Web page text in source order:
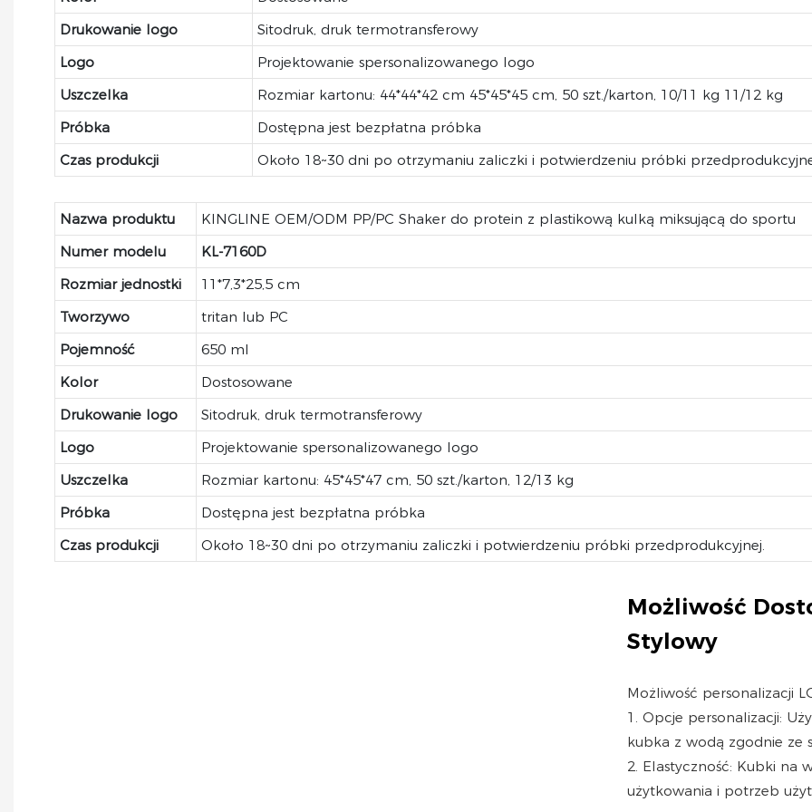
Drukowanie logo
Sitodruk, druk termotransferowy
Logo
Projektowanie spersonalizowanego logo
Uszczelka
Rozmiar kartonu: 44*44*42 cm 45*45*45 cm, 50 szt./karton, 10/11 kg 11/12 kg
Próbka
Dostępna jest bezpłatna próbka
Czas produkcji
Około 18~30 dni po otrzymaniu zaliczki i potwierdzeniu próbki
Nazwa produktu
KINGLINE OEM/ODM PP/PC Shaker do protein z plastikową kulką miksującą do sportu
Numer modelu
KL-7160D
Rozmiar jednostki
11*7,3*25,5 cm
Tworzywo
tritan lub PC
Pojemność
650 ml
Kolor
Dostosowane
Drukowanie logo
Sitodruk, druk termotransferowy
Logo
Projektowanie spersonalizowanego logo
Uszczelka
Rozmiar kartonu: 45*45*47 cm, 50 szt./karton, 12/13 kg
Próbka
Dostępna jest bezpłatna próbka
Czas produkcji
Około 18~30 dni po otrzymaniu zaliczki i potwierdzeniu próbki przedprodukcyjnej.
Możliwość
Stylowy
Możliwość personalizacji
1. Opcje personalizacji:
kubka z wodą zgodnie ze
2. Elastyczność: Kubki na
użytkowania i potrzeb